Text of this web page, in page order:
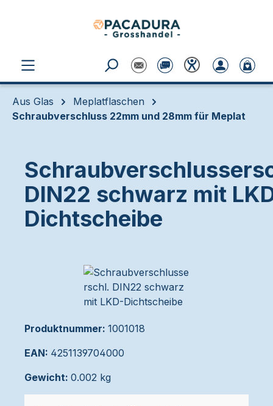
Aus Glas
Meplatflaschen
Schraubverschluss 22mm und 28mm für Meplat
DIN22 schwarz mit
Dichtscheibe
Produktnummer: 1001018
EAN: 4251139704000
Gewicht: 0.002 kg